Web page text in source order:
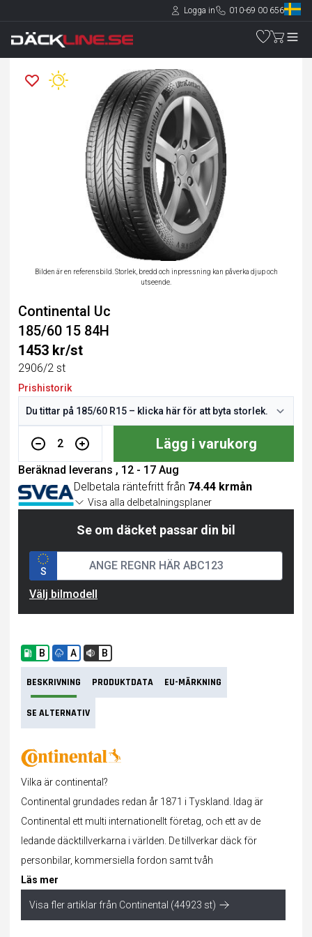
Logga in 010-69 00 656
Bilden är en referensbild. Storlek, bredd och inpressning kan påverka djup och
utseende.
Continental Uc
185/60 15 84H
1453 kr/st
2906/2 st
Prishistorik
2 Lägg i varukorg
Beräknad leverans , 12 - 17 Aug
Delbetala räntefritt från 74.44 krmån
Visa alla delbetalningsplaner
Se om däcket passar din bil
S
Välj bilmodell
B A B
BESKRIVNING PRODUKTDATA EU-MÄRKNING
SE ALTERNATIV
Vilka är continental?
Continental grundades redan år 1871 i Tyskland. Idag är
Continental ett multi internationellt företag, och ett av de
ledande däcktillverkarna i världen. De tillverkar däck för
personbilar, kommersiella fordon samt tvåh
Läs mer
Visa fler artiklar från Continental (44923 st)